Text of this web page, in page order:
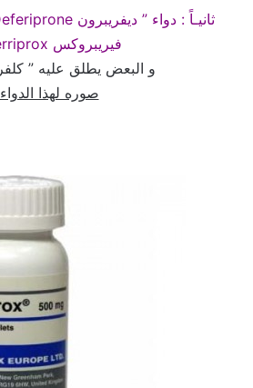
فيريبروكس Ferriprox “
و البعض يطلق عليه ” كلفر Kelfer “
صوره لهذا الدواء